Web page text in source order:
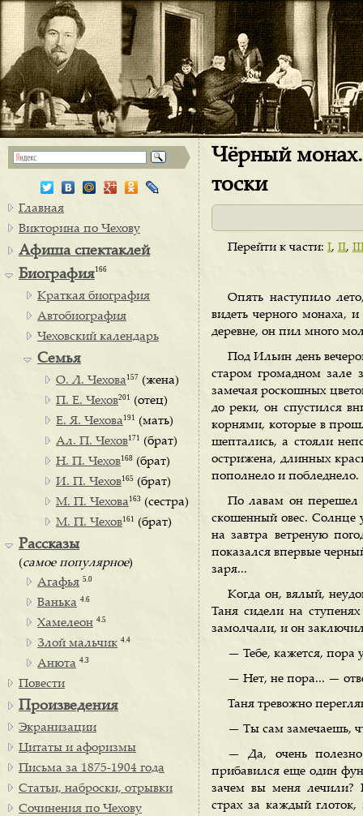
Чёрный монах.
тоски
Перейти к части: I, II,
Опять наступило
видеть черного монаха,
деревне, он пил много
Под Ильин день
старом громадном зале
замечая роскошных
до реки, он спустился
корнями, которые в
шептались, а стояли
острижена, длинных
пополнело и побледнело.
По лавам он перешел
скошенный овес. Солнце
на завтра ветреную
показался впервые
заря...
Когда он, вялый,
Таня сидели на
замолчали, и он
— Тебе, кажется, пора
— Нет, не пора... —
Таня тревожно
— Ты сам замечаешь,
— Да, очень
прибавился еще один
зачем вы меня лечили?
страх за каждый
Главная
Викторина по Чехову
Афиша спектаклей
Биография166
Краткая биография
Автобиография
Чеховский календарь
Семья
О. Л. Чехова 157 (жена)
П. Е. Чехов201 (отец)
Е. Я. Чехова 191 (мать)
Ал. П. Чехов171 (брат)
Н. П. Чехов168 (брат)
И. П. Чехов165 (брат)
М. П. Чехова 163 (сестра)
М. П. Чехов161 (брат)
Рассказы
(самое популярное)
Агафья 5.0
Ванька 4.6
Хамелеон 4.5
Злой мальчик 4.4
Анюта 4.3
Повести
Произведения
Экранизации
Цитаты и афоризмы
Письма за 1875-1904 года
Статьи, наброски, отрывки
Сочинения по Чехову